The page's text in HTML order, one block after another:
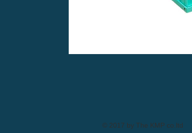
© 2017 by The KMP co.ltd